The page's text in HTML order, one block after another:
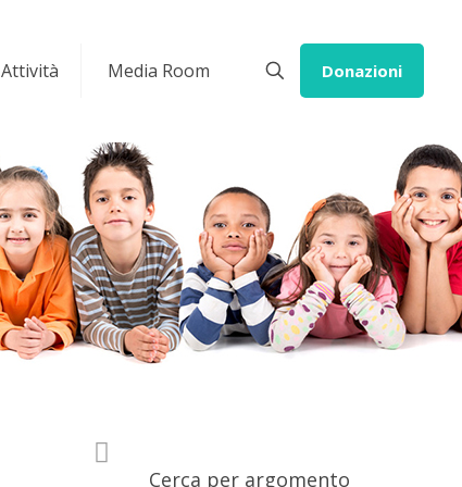
Attività Media Room Donazioni
Cerca per argomento